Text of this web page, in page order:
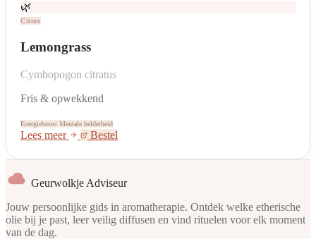
🌿
Citrus
Lemongrass
Cymbopogon citratus
Fris & opwekkend
Energieboost Mentale helderheid
Lees meer Bestel
Geurwolkje Adviseur
Jouw persoonlijke gids in aromatherapie. Ontdek welke etherische
olie bij je past, leer veilig diffusen en vind rituelen voor elk moment
van de dag.